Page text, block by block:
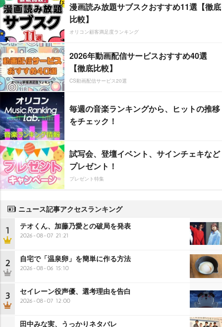
漫画読み放題サブスクおすすめ11選【徹底
比較】
オリコン顧客満足度ランキング
2026年動画配信サービスおすすめ40選
【徹底比較】
CS動画配信サービス20選
毎週の音楽ランキングから、ヒットの推移
をチェック！
試写会、登壇イベント、サインチェキなど
プレゼント！
プレゼント特集
ニュース記事アクセスランキング
1 テオくん、加藤乃愛との破局を発表
2026-08-07 21:21
2 自宅で「温泉卵」を簡単に作る方法
2026-08-06 15:10
3 セイレーン役声優、選考理由を告白
2026-08-07 12:00
田中みな実、うっかりネタバレ